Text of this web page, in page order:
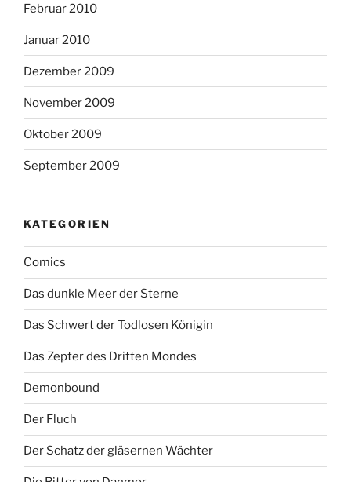
Februar 2010
Januar 2010
Dezember 2009
November 2009
Oktober 2009
September 2009
KATEGORIEN
Comics
Das dunkle Meer der Sterne
Das Schwert der Todlosen Königin
Das Zepter des Dritten Mondes
Demonbound
Der Fluch
Der Schatz der gläsernen Wächter